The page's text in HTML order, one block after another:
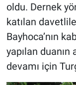
oldu. Dernek
katılan
Bayhoca’nın
yapılan duanın
devamı için